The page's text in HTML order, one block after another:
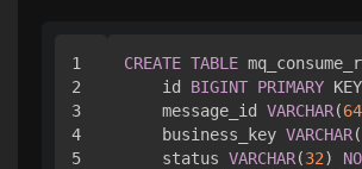
1
2
3
4
5
CREATE TABLE
    id
BIGINT PRIMARY
    message_id
VARCHAR(64
    business_key
VARCHAR(
    status
VARCHAR(32)